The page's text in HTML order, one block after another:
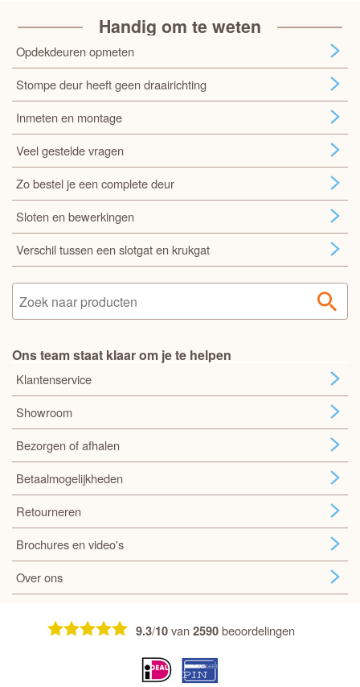
Handig om te weten
Opdekdeuren opmeten
Stompe deur heeft geen draairichting
Inmeten en montage
Veel gestelde vragen
Zo bestel je een complete deur
Sloten en bewerkingen
Verschil tussen een slotgat en krukgat
Ons team staat klaar om je te helpen
Klantenservice
Showroom
Bezorgen of afhalen
Betaalmogelijkheden
Retourneren
Brochures en video's
Over ons
9.3/10van2590beoordelingen